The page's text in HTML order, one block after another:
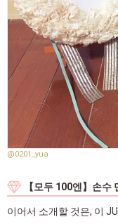
@0201_yua
【모두 100엔】손수
이어서 소개할 것은, 이